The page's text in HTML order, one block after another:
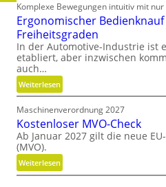
Komplexe Bewegungen intuitiv mit
Ergonomischer
Freiheitsgraden
In der Automotive-Industrie ist
etabliert, aber inzwischen
auch…
Weiterlesen:
E
r
g
o
o
m
Maschinenverordnung 2027
Kostenloser MVO-Check
Ab Januar 2027 gilt die neue
(MVO).
Weiterlesen:
K